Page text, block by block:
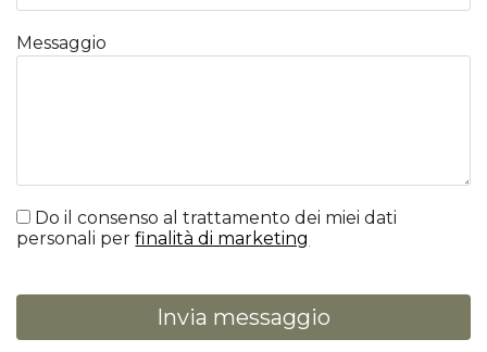
Messaggio
Do il consenso al trattamento dei miei dati
personali perfinalità di marketing
Invia messaggio